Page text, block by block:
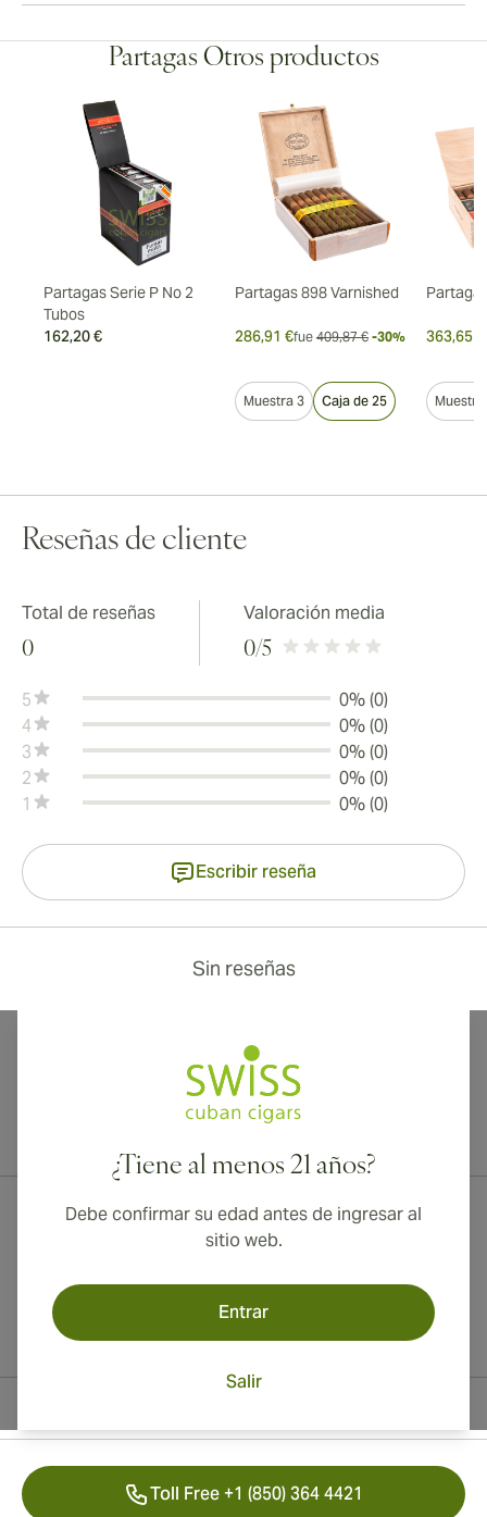
Partagas Otros productos
Partagas Serie P No 2
Tubos
162,20 €
Partagas 898 Varnished
286,91 €fue 409,87 € -30%
Muestra 3 Caja de 25
363,65 €
Muestra
Reseñas de cliente
Total de reseñas
0
Valoración media
0/5
5
0% (0)
4
0% (0)
3
0% (0)
2
0% (0)
1
0% (0)
Escribir reseña
Sin reseñas
¿Tiene al menos 21 años?
Debe confirmar su edad antes de ingresar al
sitio web.
Entrar
Salir
Toll Free +1 (850) 364 4421